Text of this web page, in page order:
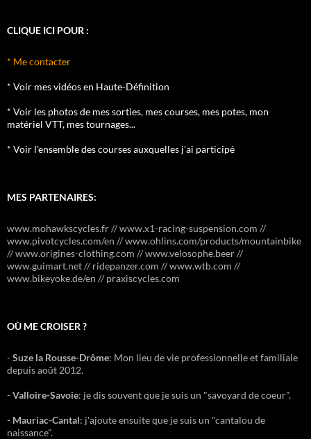
CLIQUE ICI POUR :
* Me contacter
* Voir mes vidéos en Haute-Définition
* Voir les photos de mes sorties, mes courses, mes potes, mon
matériel VTT, mes tournages...
* Voir l'ensemble des courses auxquelles j'ai participé
MES PARTENAIRES:
www.mohawkscycles.fr // www.x1-racing-suspension.com //
www.pivotcycles.com/en // www.ohlins.com/products/mountainbike
// www.origines-clothing.com // www.velosophe.beer //
www.guimart.net // ridepanzer.com // www.wtb.com //
www.bikeyoke.de/en // praxiscycles.com
OÙ ME CROISER ?
-Suze la Rousse-Drôme: Mon lieu de vie professionnelle et familiale
depuis août 2012.
-Valloire-Savoie: je dis souvent que je suis un "savoyard de coeur".
- Mauriac-Cantal: j'ajoute ensuite que je suis un "cantalou de
naissance".